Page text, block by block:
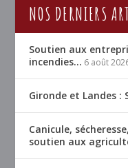
NOS DERNIERS
Soutien aux
incendies… 6 août
Gironde et Landes :
Canicule,
soutien aux